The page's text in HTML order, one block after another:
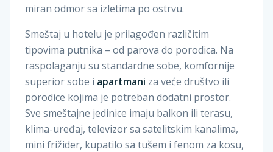
miran odmor sa izletima po ostrvu.
Smeštaj u hotelu je prilagođen različitim
tipovima putnika – od parova do porodica. Na
raspolaganju su standardne sobe, komfornije
superior sobe i apartmani za veće društvo ili
porodice kojima je potreban dodatni prostor.
Sve smeštajne jedinice imaju balkon ili terasu,
klima-uređaj, televizor sa satelitskim kanalima,
mini frižider, kupatilo sa tušem i fenom za kosu,